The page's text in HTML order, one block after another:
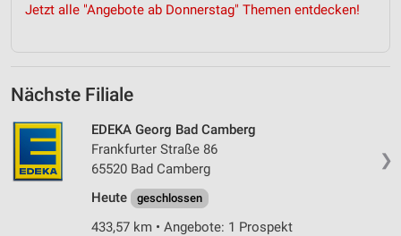
Jetzt alle "Angebote ab Donnerstag" Themen entdecken!
Nächste Filiale
❯
EDEKA Georg Bad Camberg
Frankfurter Straße 86
65520 Bad Camberg
Heute
geschlossen
433,57 km • Angebote: 1 Prospekt